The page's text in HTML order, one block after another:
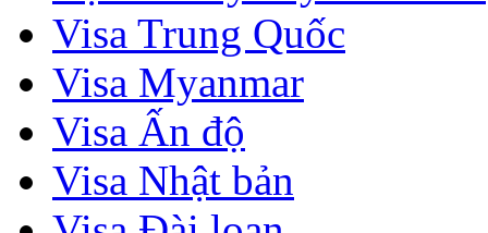
Visa Trung Quốc
Visa Myanmar
Visa Ấn độ
Visa Nhật bản